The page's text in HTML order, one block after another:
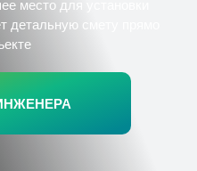
место для установки
детальную смету прямо